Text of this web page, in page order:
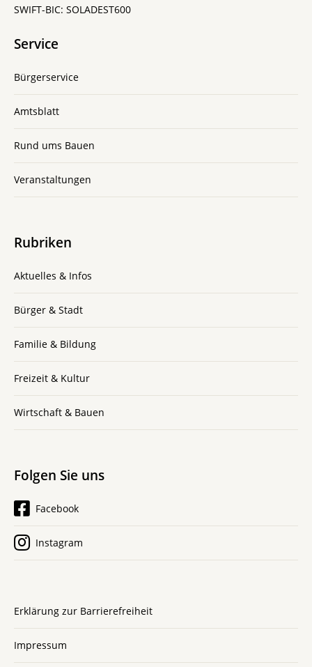
SWIFT-BIC: SOLADEST600
Service
Bürgerservice
Amtsblatt
Rund ums Bauen
Veranstaltungen
Rubriken
Aktuelles & Infos
Bürger & Stadt
Familie & Bildung
Freizeit & Kultur
Wirtschaft & Bauen
Folgen Sie uns
Facebook
Instagram
Erklärung zur Barrierefreiheit
Impressum